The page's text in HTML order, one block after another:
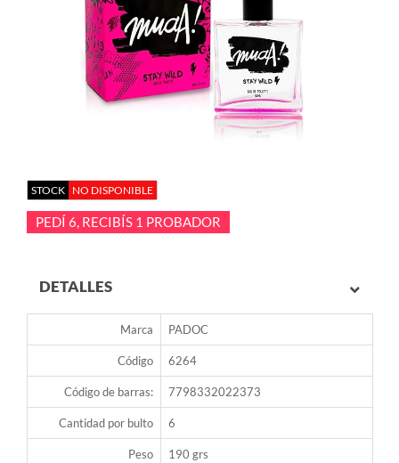
STOCK NO DISPONIBLE
PEDÍ 6, RECIBÍS 1 PROBADOR
DETALLES
Marca PADOC
Código 6264
Código de barras: 7798332022373
Cantidad por bulto 6
Peso 190 grs